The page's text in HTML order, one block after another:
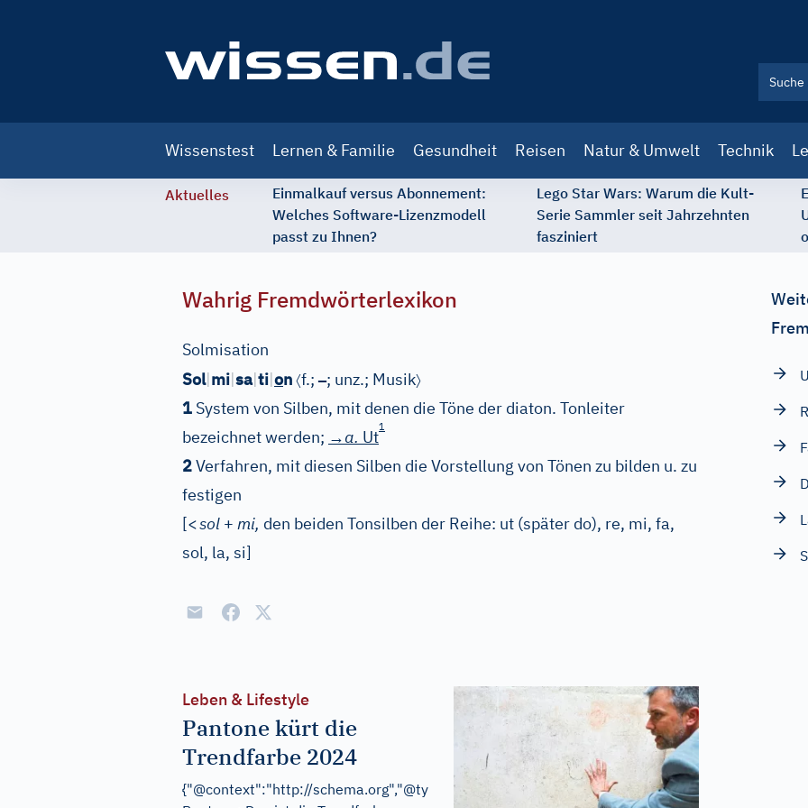
navigation
Wissenstest Lernen & Familie Gesundheit Reisen Natur & Umwelt Technik
Aktuelles
Einmalkauf versus Abonnement:
Welches Software-Lizenzmodell
passt zu Ihnen?
Lego Star Wars: Warum die Kult-
Serie Sammler seit Jahrzehnten
fasziniert
Wahrig Fremdwörterlexikon
Solmisation
Sol|mi|sa|ti|on〈f.;–; unz.; Musik〉
1 System von Silben, mit denen die Töne der diaton. Tonleiter
bezeichnet werden; →a. Ut
1
2Verfahren, mit diesen Silben die Vorstellung von Tönen zu bilden u. zu
festigen
[<sol + mi, den beiden Tonsilben der Reihe: ut (später do), re, mi, fa,
sol, la, si]
Leben & Lifestyle
Pantone kürt die
Trendfarbe 2024
{"@context":"http://schema.org","@type":"VideoObject","name":"Laut